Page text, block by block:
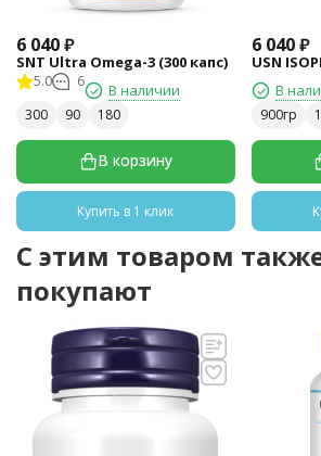
6 040₽
SNT Ultra Omega-3 (300 капс)
5.0 6 В наличии
300 90 180
В корзину
Купить в 1 клик
6 040 ₽
USN
В
900гр
C этим товаром
покупают